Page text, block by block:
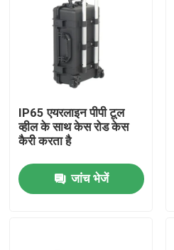
IP65 एयरलाइन पीपी टूल
व्हील के साथ केस रोड केस
कैरी करता है
जांच भेजें